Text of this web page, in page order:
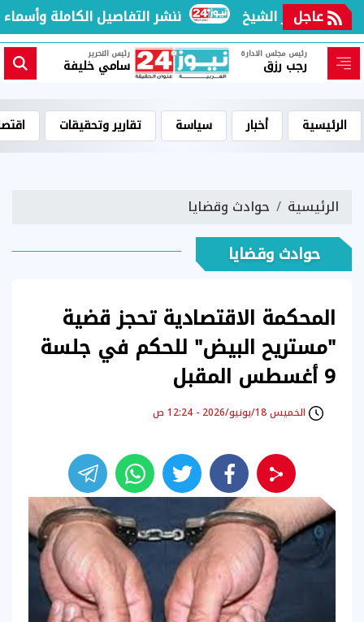
عاجل ننشر التفاصيل الكاملة وأسماء
رئيس مجلس الادارة
رجب رزق
رئيس التحرير
سامي خليفة
الرئيسية أخبار سياسة تقارير وتحقيقات
الرئيسية حوادث وقضايا
حوادث وقضايا
المحكمة الاقتصادية تحجز قضية
"مستريح البيض" للحكم في جلسة
9 أغسطس المقبل
الخميس 18/يونيو/2026 - 12:24 ص